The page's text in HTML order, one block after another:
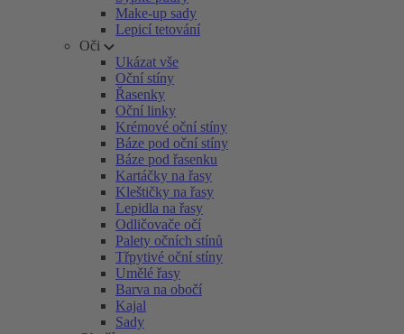
Make-up sady
Lepicí tetování
Oči
Ukázat vše
Oční stíny
Řasenky
Oční linky
Krémové oční stíny
Báze pod oční stíny
Báze pod řasenku
Kartáčky na řasy
Kleštičky na řasy
Lepidla na řasy
Odličovače očí
Palety očních stínů
Třpytivé oční stíny
Umělé řasy
Barva na obočí
Kajal
Sady